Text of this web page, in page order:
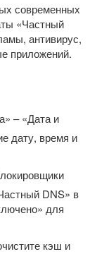
современных
«Частный
антивирус,
приложений.
– «Дата и
дату, время и
DNS» в
для
кэш и